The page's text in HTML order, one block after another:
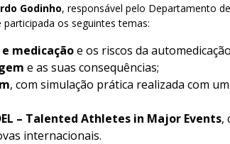
Godinho, responsável pelo Departamento de
os seguintes temas:
medicaçãoe os riscos da
e as suas consequências;
, com simulação prática realizada com
– Talented Athletes in Major Events,
internacionais.